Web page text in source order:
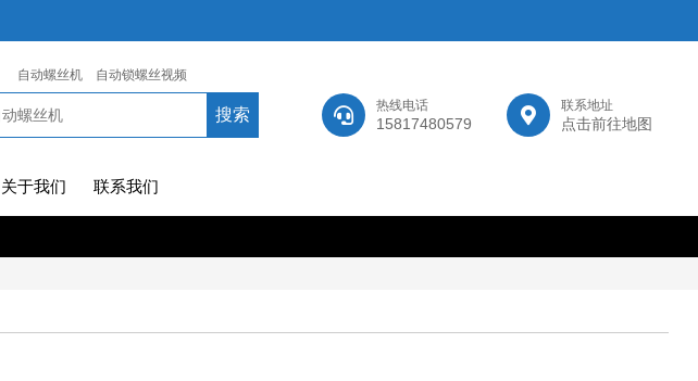
热线电话
15817480579
联系地址
点击前往地图
自动螺丝机 自动锁螺丝视频
关于我们 联系我们